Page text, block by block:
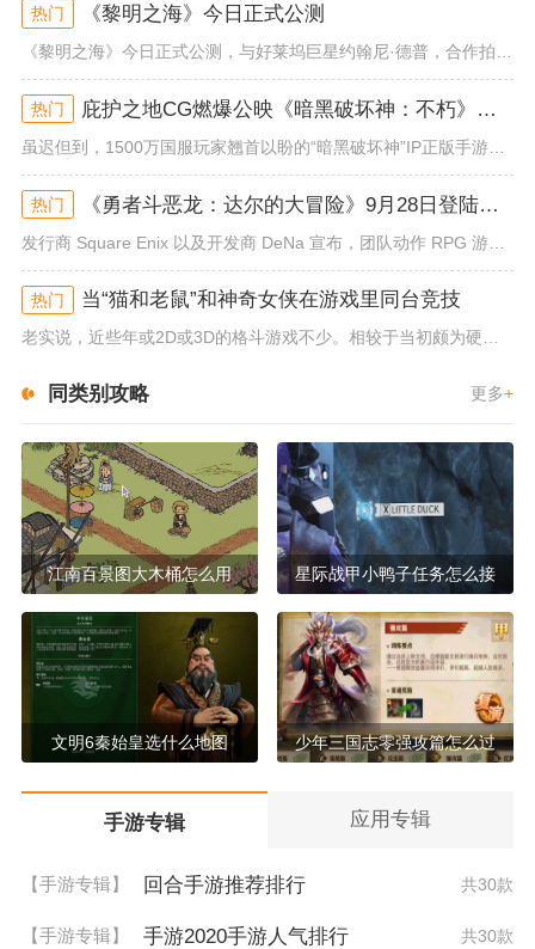
热门 《黎明之海》今日正式公测
热门 庇护之地CG燃爆公映《暗黑破坏神：不朽》今日全平台上线
虽迟但到，1500万国服玩家翘首以盼的“暗黑破坏神”IP正版手游《暗黑破坏神：不朽》已于今日全平台上线！动作RPG王者再...
热门 《勇者斗恶龙：达尔的大冒险》9月28日登陆苹果谷歌应用商店
发行商 Square Enix 以及开发商 DeNa 宣布，团队动作 RPG 游戏《勇者斗恶龙：达尔的大冒险 魂之绊》将...
热门 当“猫和老鼠”和神奇女侠在游戏里同台竞技
老实说，近些年或2D或3D的格斗游戏不少。相较于当初颇为硬核的难度。如今这类游戏大都以较低的游玩门槛，独特的技能机制吸引...
同类别攻略 更多+
江南百景图大木桶怎么用 星际战甲小鸭子任务怎么接
文明6秦始皇选什么地图 少年三国志零强攻篇怎么过
手游专辑 应用专辑
【手游专辑】 回合手游推荐排行 共30款
【手游专辑】 手游2020手游人气排行 共30款